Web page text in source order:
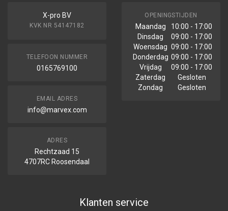
X-pro BV
KVK NR 54147182
TELEFOON NUMMER
0165769100
EMAIL ADRES
info@marvex.com
ADRES
Rechtzaad 15
4707RC Roosendaal
OPENINGSTIJDEN
Maandag
10:00 - 17:00
Dinsdag
09:00 - 17:00
Woensdag 09:00 - 17:00
Donderdag 09:00 - 17:00
Vrijdag
09:00 - 17:00
Zaterdag
Gesloten
Zondag
Gesloten
Klanten service